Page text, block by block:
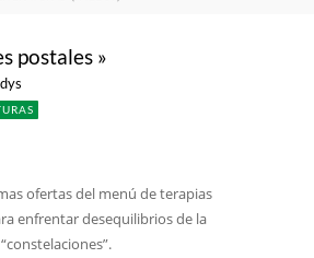
postales »
ofertas del menú de terapias
enfrentar desequilibrios de la